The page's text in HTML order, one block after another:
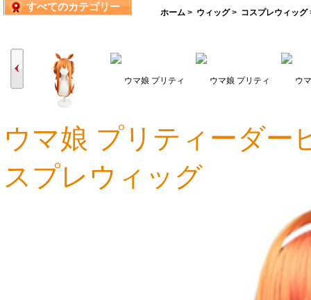
娘すべてのカテゴリー ホーム > ウィッグ> コスプレウィッグ
5,981円
ウマ娘 プリティーダー
スプレウィッグ